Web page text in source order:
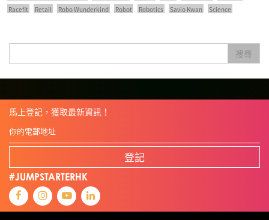
Racefit
Retail Robo Wunderkind Robot Robotics Savio Kwan
Science
Sustainability
健康老齡化
傳感器 先進物料 全港最大規模創業比賽 創業盛典
嚴震銘
盛智文
線上視頻 總決賽 蔡曉慧
搜尋
馬上登記，獲取最新資訊！
登記
#JUMPSTARTERHK